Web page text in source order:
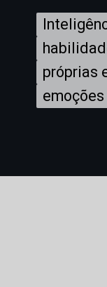
próprias
próprias